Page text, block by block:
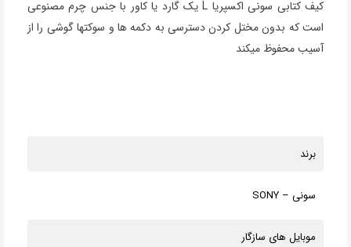
کیف کتابی سونی اکسپریا L یک گارد یا کاور با جنس چرم مصنوعی
است که بدون مختل کردن دسترسی به دکمه ها و سوکتها گوشی را از
آسیب محفوظ میکند
برند
سونی – SONY
موبایل های سازگار